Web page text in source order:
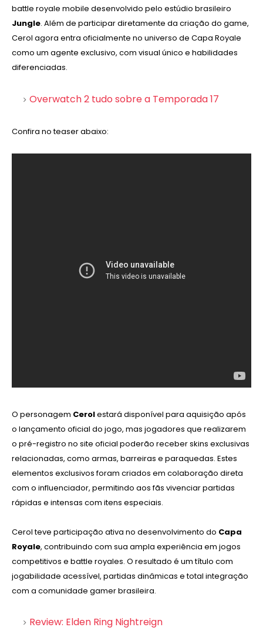
battle royale mobile desenvolvido pelo estúdio brasileiro
Jungle. Além de participar diretamente da criação do game,
Cerol agora entra oficialmente no universo de Capa Royale
como um agente exclusivo, com visual único e habilidades
diferenciadas.
Overwatch 2 tudo sobre a Temporada 17
Confira no teaser abaixo:
O personagem Cerolestará disponível para aquisição após
o lançamento oficial do jogo, mas jogadores que realizarem
o pré-registro no site oficial poderão receber skins exclusivas
relacionadas, como armas, barreiras e paraquedas. Estes
elementos exclusivos foram criados em colaboração direta
com o influenciador, permitindo aos fãs vivenciar partidas
rápidas e intensas com itens especiais.
Cerol teve participação ativa no desenvolvimento do Capa
Royale, contribuindo com sua ampla experiência em jogos
competitivos e battle royales. O resultado é um título com
jogabilidade acessível, partidas dinâmicas e total integração
com a comunidade gamer brasileira.
Review: Elden Ring Nightreign